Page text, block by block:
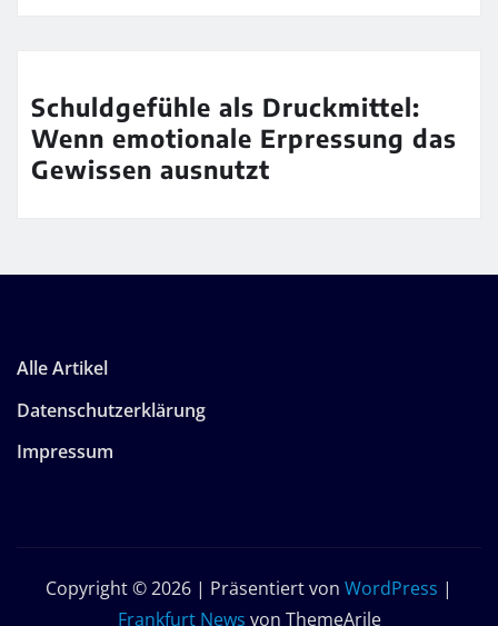
Schuldgefühle als Druckmittel:
Wenn emotionale Erpressung das
Gewissen ausnutzt
Alle Artikel
Datenschutzerklärung
Impressum
Copyright © 2026 | Präsentiert von WordPress |
Frankfurt News von ThemeArile